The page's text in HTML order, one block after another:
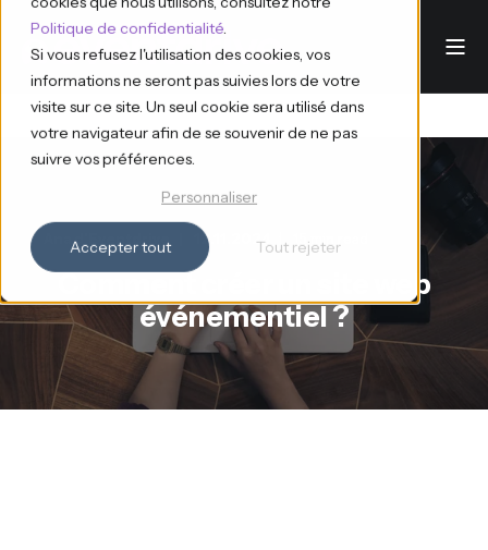
Politique de confidentialité.
Si vous refusez l'utilisation des cookies, vos
informations ne seront pas suivies lors de votre
visite sur ce site. Un seul cookie sera utilisé dans
votre navigateur afin de se souvenir de ne pas
suivre vos préférences.
Personnaliser
Accepter tout Tout rejeter
Ana d'Eventdrive 12.11.2024 15 min read
Comment créer un site web
événementiel ?